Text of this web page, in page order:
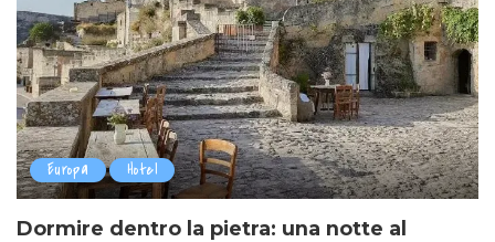
Europa Hotel
Dormire dentro la pietra: una notte al